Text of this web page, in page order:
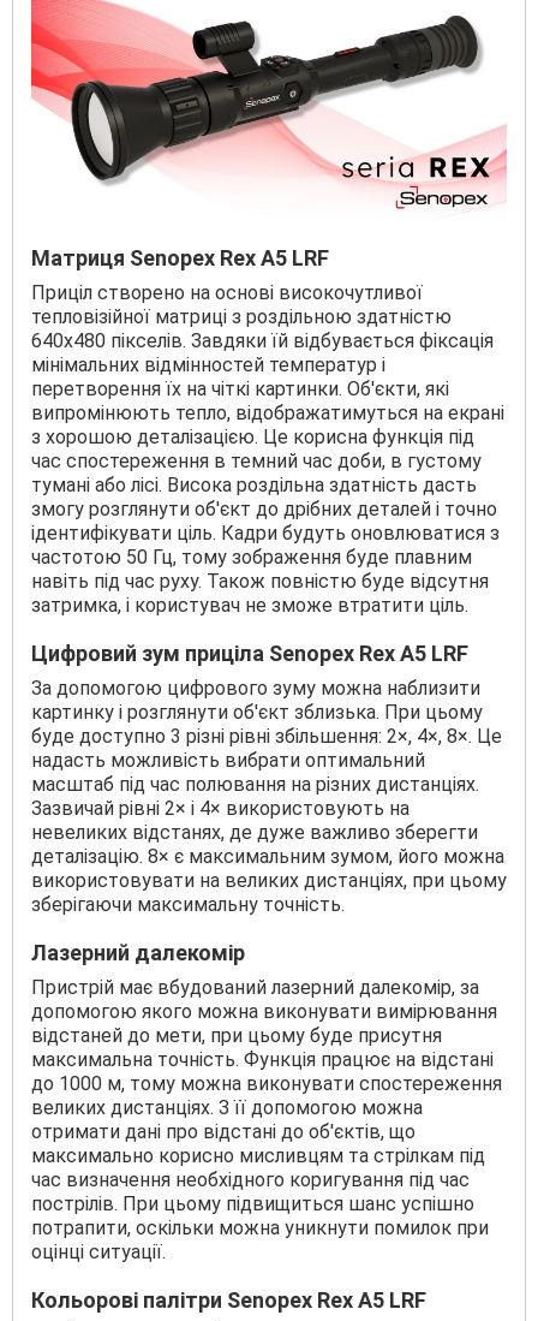
Матриця Senopex Rex A5 LRF
Приціл створено на основі високочутливої
тепловізійної матриці з роздільною здатністю
640х480 пікселів. Завдяки їй відбувається фіксація
мінімальних відмінностей температур і
перетворення їх на чіткі картинки. Об'єкти, які
випромінюють тепло, відображатимуться на екрані
з хорошою деталізацією. Це корисна функція під
час спостереження в темний час доби, в густому
тумані або лісі. Висока роздільна здатність дасть
змогу розглянути об'єкт до дрібних деталей і точно
ідентифікувати ціль. Кадри будуть оновлюватися з
частотою 50 Гц, тому зображення буде плавним
навіть під час руху. Також повністю буде відсутня
затримка, і користувач не зможе втратити ціль.
Цифровий зум приціла Senopex Rex A5 LRF
За допомогою цифрового зуму можна наблизити
картинку і розглянути об'єкт зблизька. При цьому
буде доступно 3 різні рівні збільшення: 2×, 4×, 8×. Це
надасть можливість вибрати оптимальний
масштаб під час полювання на різних дистанціях.
Зазвичай рівні 2× і 4× використовують на
невеликих відстанях, де дуже важливо зберегти
деталізацію. 8× є максимальним зумом, його можна
використовувати на великих дистанціях, при цьому
зберігаючи максимальну точність.
Лазерний далекомір
Пристрій має вбудований лазерний далекомір, за
допомогою якого можна виконувати вимірювання
відстаней до мети, при цьому буде присутня
максимальна точність. Функція працює на відстані
до 1000 м, тому можна виконувати спостереження
великих дистанціях. З її допомогою можна
отримати дані про відстані до об'єктів, що
максимально корисно мисливцям та стрілкам під
час визначення необхідного коригування під час
пострілів. При цьому підвищиться шанс успішно
потрапити, оскільки можна уникнути помилок при
оцінці ситуації.
Кольорові палітри Senopex Rex A5 LRF